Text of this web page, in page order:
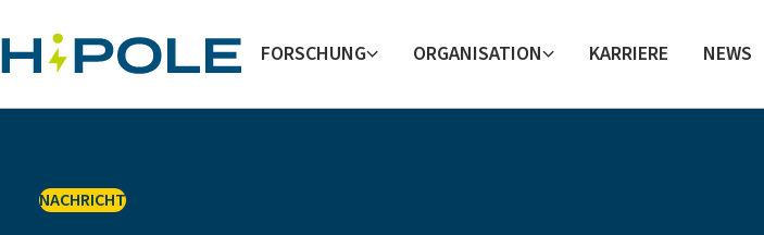
FORSCHUNG
ORGANISATION KARRIERE NEWS
IN
NACHRICHT